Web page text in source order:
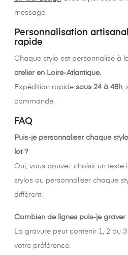
message.
Personnalisation
rapide
Chaque stylo est personnalisé à
atelier en Loire-Atlantique.
Expédition rapide sous 24 à 48h,
commande.
FAQ
Puis-je personnaliser chaque
lot ?
Oui, vous pouvez choisir un texte
stylos ou personnaliser chaque
différent.
Combien de lignes puis-je graver
La gravure peut contenir 1, 2 ou
votre préférence.